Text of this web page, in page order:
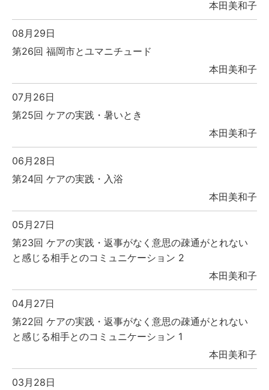
本田美和子
08月29日
第26回 福岡市とユマニチュード
本田美和子
07月26日
第25回 ケアの実践・暑いとき
本田美和子
06月28日
第24回 ケアの実践・入浴
本田美和子
05月27日
第23回 ケアの実践・返事がなく意思の疎通がとれない
と感じる相手とのコミュニケーション 2
本田美和子
04月27日
第22回 ケアの実践・返事がなく意思の疎通がとれない
と感じる相手とのコミュニケーション 1
本田美和子
03月28日